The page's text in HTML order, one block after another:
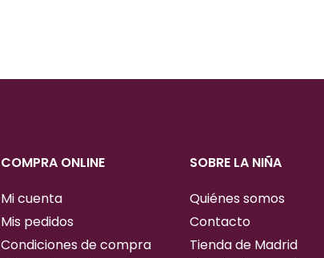
COMPRA ONLINE
Mi cuenta
Mis pedidos
Condiciones de compra
SOBRE LA NIÑA
Quiénes somos
Contacto
Tienda de Madrid